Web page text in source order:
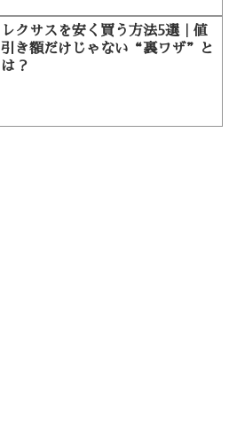
レクサスを安く買う方法5選｜値
引き額だけじゃない“裏ワザ”と
は？